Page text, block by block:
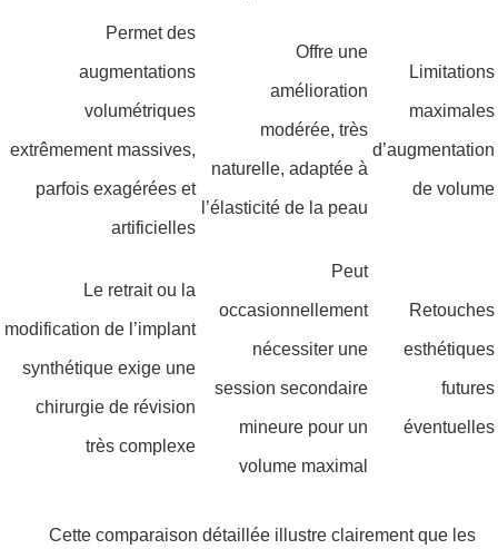
Limitations
maximales
d’augmentation
de volume
Offre une
amélioration
modérée, très
naturelle, adaptée à
l’élasticité de la peau
Permet des
augmentations
volumétriques
extrêmement massives,
parfois exagérées et
artificielles
Retouches
esthétiques
futures
éventuelles
Peut
occasionnellement
nécessiter une
session secondaire
mineure pour un
volume maximal
Le retrait ou la
modification de l’implant
synthétique exige une
chirurgie de révision
très complexe
Cette comparaison détaillée illustre clairement que les